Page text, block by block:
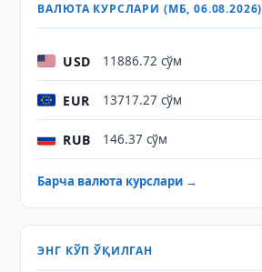
ВАЛЮТА КУРСЛАРИ (МБ, 06.08.2026)
USD 11886.72 сўм
EUR 13717.27 сўм
RUB 146.37 сўм
Барча валюта курслари →
ЭНГ КЎП ЎҚИЛГАН